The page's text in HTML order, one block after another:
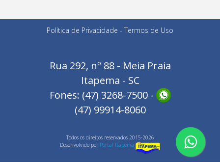
Política de Privacidade - Termos de Uso
Rua 292, nº 88 - Meia Praia
Itapema - SC
Fones: (47) 3268-7500 -
(47) 99914-8060
Todos os direitos reservados 2015-2026
Desenvolvido por Portal Itapema